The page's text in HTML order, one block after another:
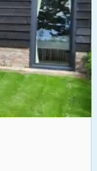
6
2
0
1